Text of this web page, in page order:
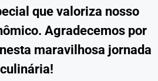
que valoriza nosso
Agradecemos por
maravilhosa jornada
culinária!